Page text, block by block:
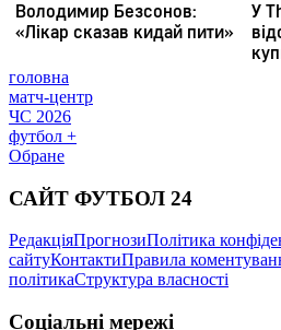
головна
матч-центр
ЧС 2026
футбол +
Обране
САЙТ ФУТБОЛ 24
РедакціяПрогнозиПолітика
сайтуКонтактиПравила
політикаСтруктура власності
Соціальні мережі